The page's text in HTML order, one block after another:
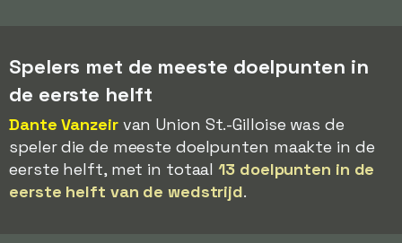
Spelers met de meeste doelpunten in
de eerste helft
Dante Vanzeirvan Union St.-Gilloise was de
speler die de meeste doelpunten maakte in de
eerste helft, met in totaal13 doelpunten in de
eerste helft van de wedstrijd.